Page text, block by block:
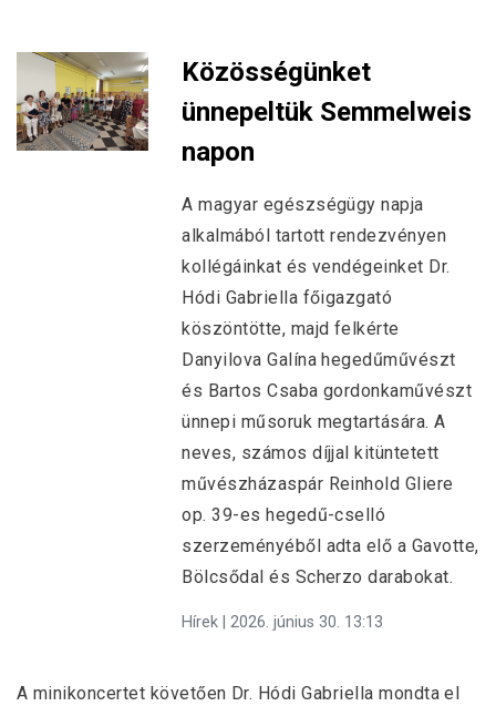
Közösségünket
ünnepeltük Semmelweis
napon
A magyar egészségügy napja
alkalmából tartott rendezvényen
kollégáinkat és vendégeinket Dr.
Hódi Gabriella főigazgató
köszöntötte, majd felkérte
Danyilova Galína hegedűművészt
és Bartos Csaba gordonkaművészt
ünnepi műsoruk megtartására. A
neves, számos díjjal kitüntetett
művészházaspár Reinhold Gliere
op. 39-es hegedű-cselló
szerzeményéből adta elő a Gavotte,
Bölcsődal és Scherzo darabokat.
Hírek | 2026. június 30. 13:13
A minikoncertet követően Dr. Hódi Gabriella mondta el